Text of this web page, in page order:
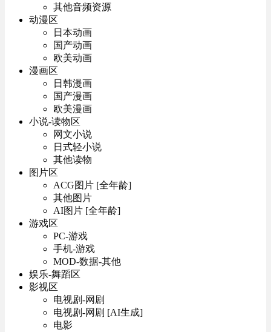
其他音频资源
动漫区
日本动画
国产动画
欧美动画
漫画区
日韩漫画
国产漫画
欧美漫画
小说-读物区
网文小说
日式轻小说
其他读物
图片区
ACG图片 [全年龄]
其他图片
AI图片 [全年龄]
游戏区
PC-游戏
手机-游戏
MOD-数据-其他
娱乐-舞蹈区
影视区
电视剧-网剧
电视剧-网剧 [AI生成]
电影